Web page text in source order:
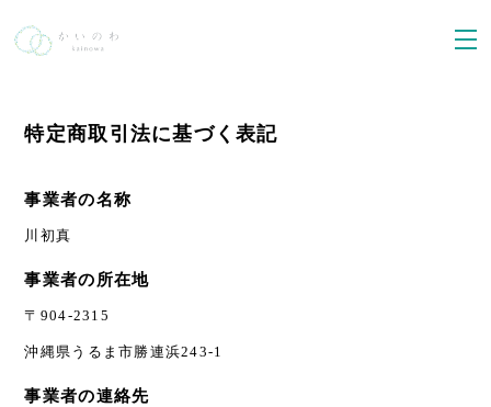
特定商取引法に基づく表記
事業者の名称
川初真
事業者の所在地
〒904-2315
沖縄県うるま市勝連浜243-1
事業者の連絡先